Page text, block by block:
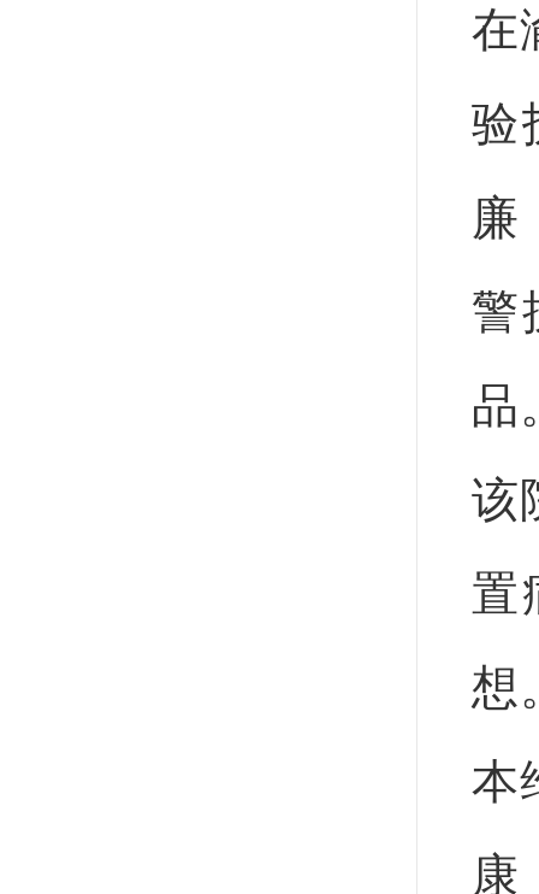
在
验
廉
警
品
该
置
想
本
康